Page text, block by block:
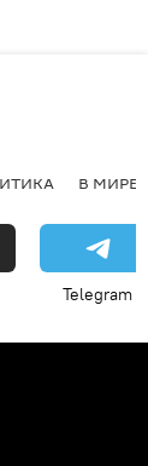
В МИРЕ
Telegram